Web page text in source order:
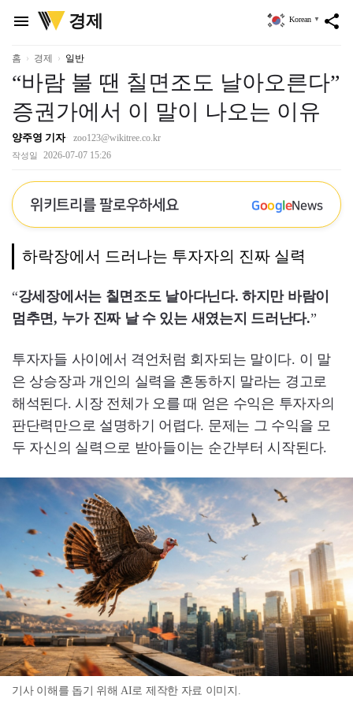
menu
위
키
리
경제 share
Korean ▼
홈 경제 일반
“바람 불 땐 칠면조도 날아오른다”
증권가에서 이 말이 나오는 이유
양주영 기자 zoo123@wikitree.co.kr
작성일 2026-07-07 15:26
위키트리를 팔로우하세요 GoogleNews
하락장에서 드러나는 투자자의 진짜 실력
“강세장에서는 칠면조도 날아다닌다. 하지만 바람이
멈추면, 누가 진짜 날 수 있는 새였는지 드러난다.”
투자자들 사이에서 격언처럼 회자되는 말이다. 이 말
은 상승장과 개인의 실력을 혼동하지 말라는 경고로
해석된다. 시장 전체가 오를 때 얻은 수익은 투자자의
판단력만으로 설명하기 어렵다. 문제는 그 수익을 모
두 자신의 실력으로 받아들이는 순간부터 시작된다.
기사 이해를 돕기 위해 AI로 제작한 자료 이미지.